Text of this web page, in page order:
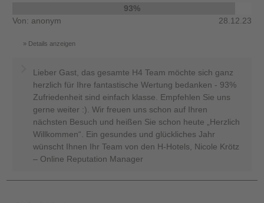
93%
Von: anonym
28.12.23
Details anzeigen
Lieber Gast, das gesamte H4 Team möchte sich ganz
herzlich für Ihre fantastische Wertung bedanken - 93%
Zufriedenheit sind einfach klasse. Empfehlen Sie uns
gerne weiter :). Wir freuen uns schon auf Ihren
nächsten Besuch und heißen Sie schon heute „Herzlich
Willkommen“. Ein gesundes und glückliches Jahr
wünscht Ihnen Ihr Team von den H-Hotels, Nicole Krötz
– Online Reputation Manager